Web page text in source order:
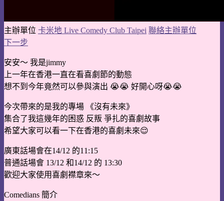
主辦單位 卡米地 Live Comedy Club Taipei 聯絡主辦單位
下一步
安安～ 我是jimmy
上一年在香港一直在看喜劇節的動態
想不到今年竟然可以參與演出 😭😭 好開心呀😭😭
今次帶來的是我的專場 《沒有未來》
集合了我這幾年的困惑 反叛 爭扎的喜劇故事
希望大家可以看一下在香港的喜劇未來😌
廣東話場會在14/12 的11:15
普通話場會 13/12 和14/12 的 13:30
歡迎大家使用喜劇襟章來～
Comedians 簡介